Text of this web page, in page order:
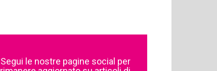
Segui le nostre pagine social per